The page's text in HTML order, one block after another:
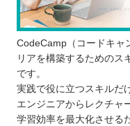
CodeCamp（コードキャ
リアを構築するためのス
です。
実践で役に立つスキルだ
エンジニアからレクチャ
学習効率を最大化させる